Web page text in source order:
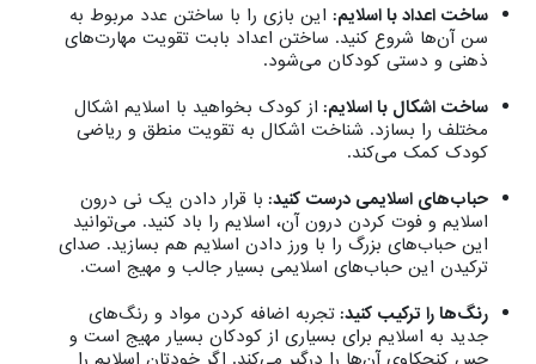
ساخت اعداد با اسلایم:این بازی را با ساختن عدد مربوط به
سن آن‌ها شروع کنید. ساختن اعداد بابت تقویت مهارت‌های
ذهنی و دستی کودکان می‌شود.
ساخت اشکال با اسلایم: از کودک بخواهید با اسلایم اشکال
مختلف را بسازد. شناخت اشکال به تقویت منطق و ریاضی
کودک کمک می‌کند.
حباب‌های اسلایمی درست کنید: با قرار دادن یک نی درون
اسلایم و فوت کردن درون آن، اسلایم را باد کنید. می‌توانید
این حباب‌های بزرگ را با ورز دادن اسلایم هم بسازید. صدای
ترکیدن این حباب‌های اسلایمی بسیار جالب و مهیج است.
رنگ‌ها را ترکیب کنید:تجربه اضافه کردن مواد و رنگ‌های
جدید به اسلایم برای بسیاری از کودکان بسیار مهیج است و